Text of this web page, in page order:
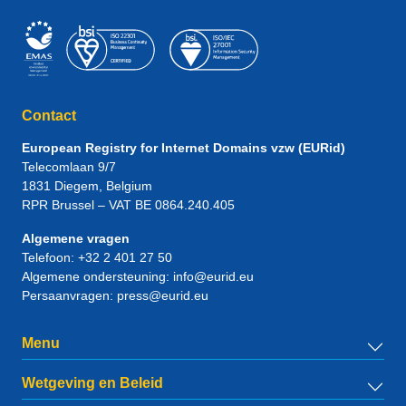
Contact
European Registry for Internet Domains vzw (EURid)
Telecomlaan 9/7
1831 Diegem , Belgium
RPR Brussel – VAT BE 0864.240.405
Algemene vragen
Telefoon: +32 2 401 27 50
Algemene ondersteuning: info@eurid.eu
Persaanvragen: press@eurid.eu
Menu
Wetgeving en Beleid